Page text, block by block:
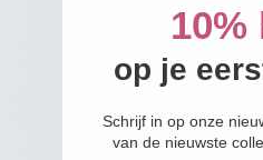
Belangrijkste kenmerken:
- Set van 3: vestje, mutsje en
- Unisex ontwerp, ideaal voor elke
op je
Schrijf in op onze
van de nieuwste